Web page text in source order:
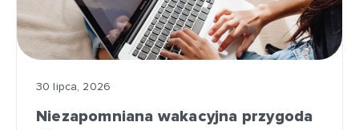
30 lipca, 2026
Niezapomniana wakacyjna przygoda